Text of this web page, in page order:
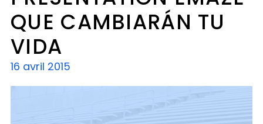
QUE CAMBIARÁN TU
VIDA
16 avril 2015